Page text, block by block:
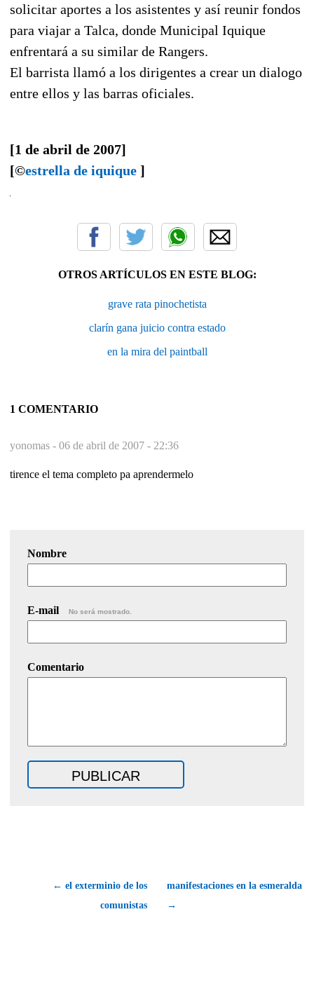
solicitar aportes a los asistentes y así reunir fondos
para viajar a Talca, donde Municipal Iquique
enfrentará a su similar de Rangers.
El barrista llamó a los dirigentes a crear un dialogo
entre ellos y las barras oficiales.
[1 de abril de 2007]
[©estrella de iquique ]
OTROS ARTÍCULOS EN ESTE BLOG:
grave rata pinochetista
clarín gana juicio contra estado
en la mira del paintball
1 COMENTARIO
yonomas - 06 de abril de 2007 - 22:36
tirence el tema completo pa aprendermelo
Nombre
E-mail No será mostrado.
Comentario
← el exterminio de los
comunistas
manifestaciones en la esmeralda
→